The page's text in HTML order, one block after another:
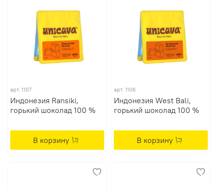
арт. 1107
Индонезия Ransiki,
горький шоколад 100 %
В корзину
арт. 1106
Индонезия West Bali,
горький шоколад 100 %
В корзину